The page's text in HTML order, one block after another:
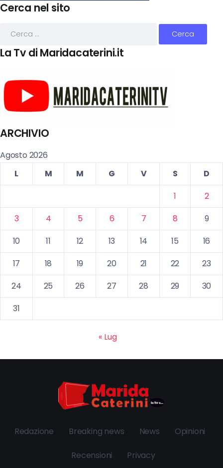
Cerca nel sito
La Tv di Maridacaterini.it
ARCHIVIO
Agosto 2026
L
M M G V S
D
1
2
3
4 5 6 7 8
9
10
11 12 13 14 15
16
17
18 19 20 21 22
23
24
25 26 27 28 29
30
31
« Lug
Redazione Breaking news News Opinioni
Recensioni Privacy